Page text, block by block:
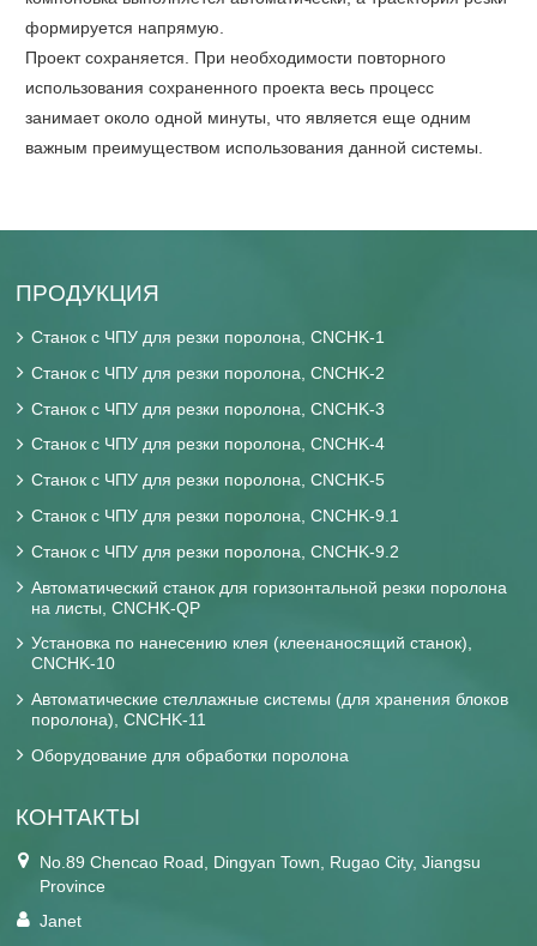
формируется напрямую.
Проект сохраняется. При необходимости повторного
использования сохраненного проекта весь процесс
занимает около одной минуты, что является еще одним
важным преимуществом использования данной системы.
ПРОДУКЦИЯ
Станок с ЧПУ для резки поролона, CNCHK-1
Станок с ЧПУ для резки поролона, CNCHK-2
Станок с ЧПУ для резки поролона, CNCHK-3
Станок с ЧПУ для резки поролона, CNCHK-4
Станок с ЧПУ для резки поролона, CNCHK-5
Станок с ЧПУ для резки поролона, CNCHK-9.1
Станок с ЧПУ для резки поролона, CNCHK-9.2
Автоматический станок для горизонтальной резки поролона
на листы, CNCHK-QP
Установка по нанесению клея (клеенаносящий станок),
CNCHK-10
Автоматические стеллажные системы (для хранения блоков
поролона), CNCHK-11
Оборудование для обработки поролона
КОНТАКТЫ
No.89 Chencao Road, Dingyan Town, Rugao City, Jiangsu
Province
Janet